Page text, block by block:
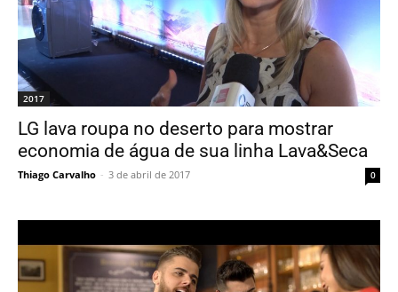
2017
LG lava roupa no deserto para mostrar
economia de água de sua linha Lava&Seca
Thiago Carvalho - 3 de abril de 2017 0